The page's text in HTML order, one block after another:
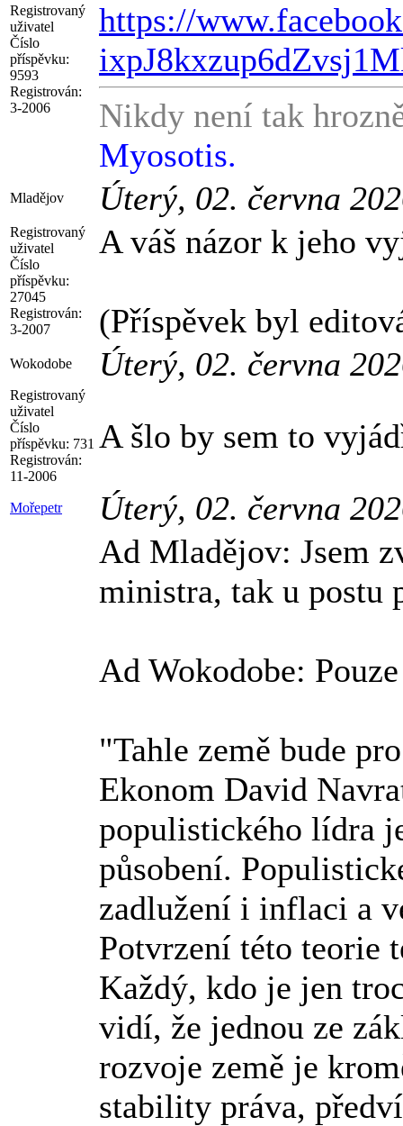
Registrovaný
uživatel
Číslo
příspěvku:
9593
Registrován:
3-2006
https://
Nikdy není tak
Myosotis.
Mladějov Úterý, 02. června
Registrovaný
uživatel
Číslo
příspěvku:
27045
Registrován:
3-2007
A váš názor k jeho
(Příspěvek byl
Wokodobe Úterý, 02. června
Registrovaný
uživatel
Číslo
příspěvku: 731
Registrován:
11-2006
A šlo by sem to
Mořepetr Úterý, 02. června
Ad Mladějov: Jsem
ministra, tak u postu
Ad Wokodobe:
"Tahle země bude
Ekonom David
populistického lídra
působení.
zadlužení i inflaci a
Potvrzení této teorie
Každý, kdo je jen
vidí, že jednou ze
rozvoje země je
stability práva,